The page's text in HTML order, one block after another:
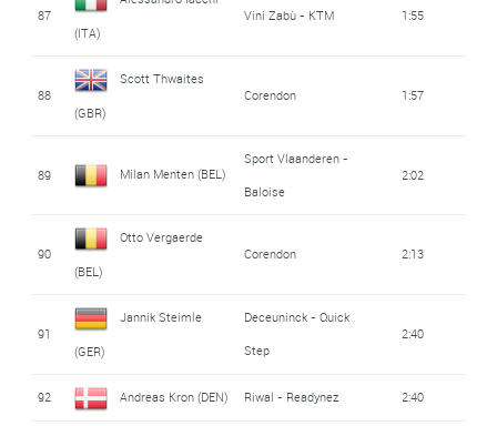
87
(ITA)
Vini Zabù - KTM 1:55
88
Scott Thwaites
(GBR)
Corendon 1:57
89 Milan Menten (BEL)
Sport Vlaanderen -
Baloise
2:02
90
Otto Vergaerde
(BEL)
Corendon 2:13
91
Jannik Steimle
(GER)
Deceuninck - Quick
Step
2:40
92 Andreas Kron (DEN) Riwal - Readynez 2:40